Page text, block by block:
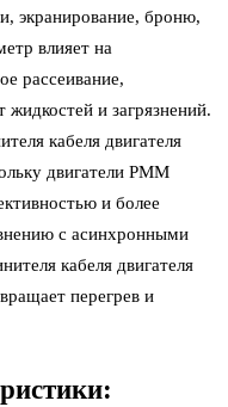
экранирование, броню,
влияет на
рассеивание,
и загрязнений.
кабеля двигателя
двигатели PMM
и более
с асинхронными
кабеля двигателя
перегрев и